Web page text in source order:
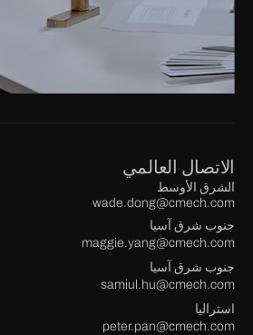
الاتصال العالمي
الشرق الأوسط
wade.dong@cmech.com
جنوب شرق آسيا
maggie.yang@cmech.com
جنوب شرق آسيا
samiul.hu@cmech.com
استراليا
peter.pan@cmech.com